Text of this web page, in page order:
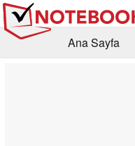
Ana Sayfa